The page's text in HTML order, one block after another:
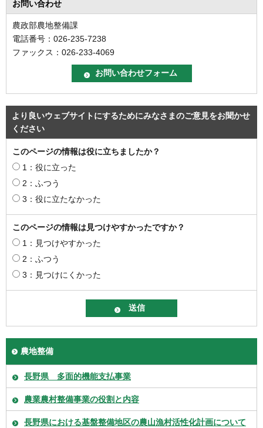
お問い合わせ
農政部農地整備課
電話番号：026-235-7238
ファックス：026-233-4069
より良いウェブサイトにするためにみなさまのご意見をお聞かせ
ください
このページの情報は役に立ちましたか？
1：役に立った
2：ふつう
3：役に立たなかった
このページの情報は見つけやすかったですか？
1：見つけやすかった
2：ふつう
3：見つけにくかった
農地整備
長野県 多面的機能支払事業
農業農村整備事業の役割と内容
長野県における基盤整備地区の農山漁村活性化計画について